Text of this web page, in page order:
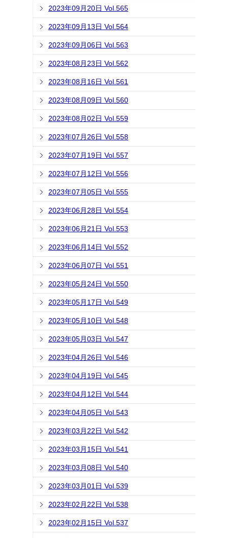
2023年09月20日 Vol.565
2023年09月13日 Vol.564
2023年09月06日 Vol.563
2023年08月23日 Vol.562
2023年08月16日 Vol.561
2023年08月09日 Vol.560
2023年08月02日 Vol.559
2023年07月26日 Vol.558
2023年07月19日 Vol.557
2023年07月12日 Vol.556
2023年07月05日 Vol.555
2023年06月28日 Vol.554
2023年06月21日 Vol.553
2023年06月14日 Vol.552
2023年06月07日 Vol.551
2023年05月24日 Vol.550
2023年05月17日 Vol.549
2023年05月10日 Vol.548
2023年05月03日 Vol.547
2023年04月26日 Vol.546
2023年04月19日 Vol.545
2023年04月12日 Vol.544
2023年04月05日 Vol.543
2023年03月22日 Vol.542
2023年03月15日 Vol.541
2023年03月08日 Vol.540
2023年03月01日 Vol.539
2023年02月22日 Vol.538
2023年02月15日 Vol.537